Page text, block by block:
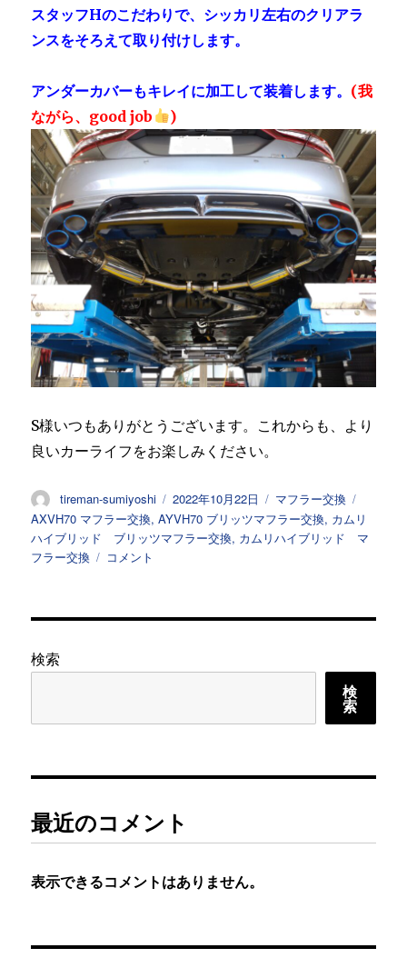
スタッフHのこだわりで、シッカリ左右のクリアラ
ンスをそろえて取り付けします。
アンダーカバーもキレイに加工して装着します。 (我
ながら、good job
)
S様いつもありがとうございます。これからも、より
良いカーライフをお楽しみください。
投
稿
者
tireman-sumiyoshi
投
稿
日:
2022年10月22日
カ
テ
ゴ
マフラー交換
グ
AXVH70 マフラー交換,AYVH70 ブリッツマフラー交換, カムリ
ハイブリッド ブリッツマフラー交換, カムリハイブリッド マ
フラー交換
70
リ
ブ
ド
リ
ツ
マ
ラ
コメント
検索
検
索
最近のコメント
表示できるコメントはありません。